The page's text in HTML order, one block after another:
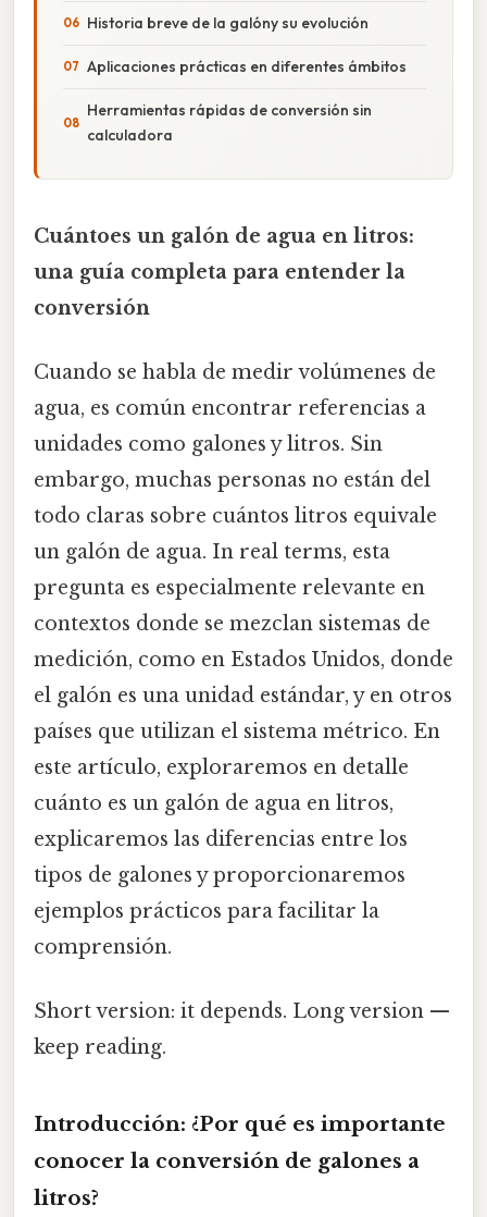
Historia breve de la galóny su evolución
Aplicaciones prácticas en diferentes ámbitos
Herramientas rápidas de conversión sin
calculadora
Cuántoes un galón de agua en litros:
una guía completa para entender la
conversión
Cuando se habla de medir volúmenes de
agua, es común encontrar referencias a
unidades como galones y litros. Sin
embargo, muchas personas no están del
todo claras sobre cuántos litros equivale
un galón de agua. In real terms, esta
pregunta es especialmente relevante en
contextos donde se mezclan sistemas de
medición, como en Estados Unidos, donde
el galón es una unidad estándar, y en otros
países que utilizan el sistema métrico. En
este artículo, exploraremos en detalle
cuánto es un galón de agua en litros,
explicaremos las diferencias entre los
tipos de galones y proporcionaremos
ejemplos prácticos para facilitar la
comprensión.
Short version: it depends. Long version —
keep reading.
Introducción: ¿Por qué es importante
conocer la conversión de galones a
litros?